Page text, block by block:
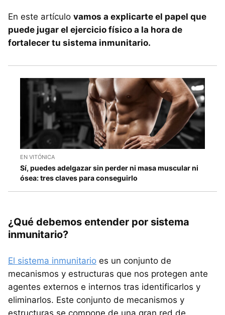
En este artículo vamos a explicarte el papel que
puede jugar el ejercicio físico a la hora de
fortalecer tu sistema inmunitario.
EN VITÓNICA
Sí, puedes adelgazar sin perder ni masa muscular ni
ósea: tres claves para conseguirlo
¿Qué debemos entender por sistema
inmunitario?
El sistema inmunitario es un conjunto de
mecanismos y estructuras que nos protegen ante
agentes externos e internos tras identificarlos y
eliminarlos. Este conjunto de mecanismos y
estructuras se compone de una gran red de